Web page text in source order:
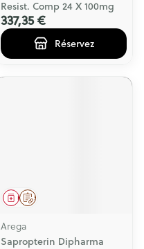
Resist. Comp 24 X 100mg
337,35 €
Réservez
Sur prescription
Médicament
Arega
Sapropterin Dipharma